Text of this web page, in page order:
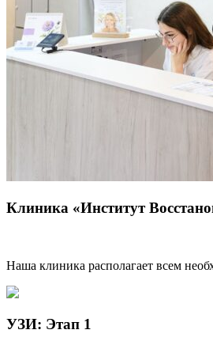
Клиника «Институт
Наша клиника располагает всем
УЗИ: Этап 1